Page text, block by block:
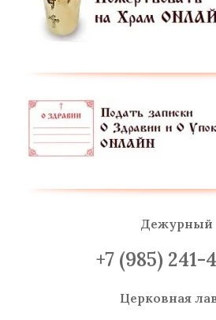
Дежурный
+7 (985) 241-
Церковная